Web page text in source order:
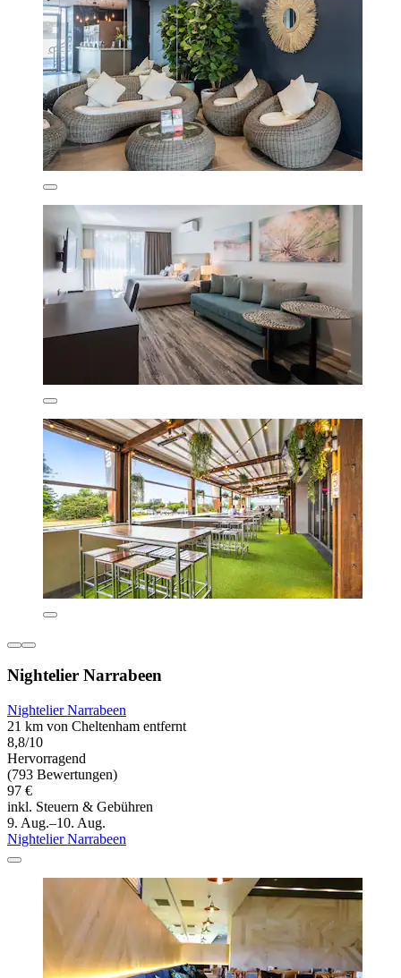
Nightelier Narrabeen
Nightelier Narrabeen
21 km von Cheltenham entfernt
8,8/10
Hervorragend
(793 Bewertungen)
97 €
inkl. Steuern & Gebühren
9. Aug.–10. Aug.
Nightelier Narrabeen